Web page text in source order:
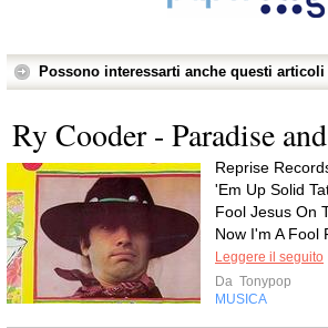
Possono interessarti anche questi articoli
Ry Cooder - Paradise
Reprise
'Em Up Solid
Fool Jesus On
Now I'm A Fool
Leggere il seguito
Da Tonypop
MUSICA